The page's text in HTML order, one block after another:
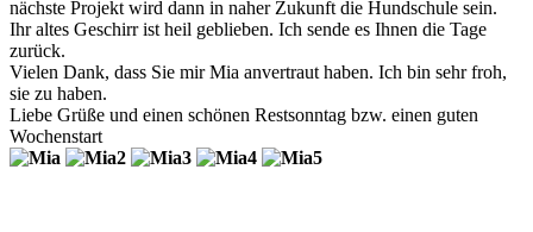
nächste Projekt wird dann in naher Zukunft die Hundschule sein.
Ihr altes Geschirr ist heil geblieben. Ich sende es Ihnen die Tage
zurück.
Vielen Dank, dass Sie mir Mia anvertraut haben. Ich bin sehr froh,
sie zu haben.
Liebe Grüße und einen schönen Restsonntag bzw. einen guten
Wochenstart